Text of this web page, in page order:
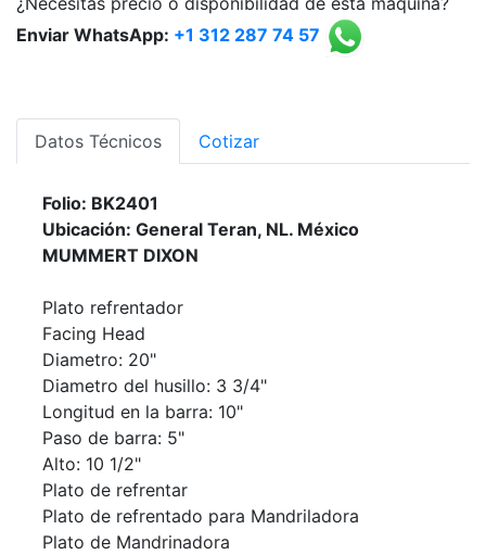
Enviar WhatsApp: +1 312 287 74 57
Datos Técnicos Cotizar
Folio: BK2401
Ubicación: General Teran, NL. México
MUMMERT DIXON
Plato refrentador
Facing Head
Diametro: 20"
Diametro del husillo: 3 3/4"
Longitud en la barra: 10"
Paso de barra: 5"
Alto: 10 1/2"
Plato de refrentar
Plato de refrentado para Mandriladora
Plato de Mandrinadora